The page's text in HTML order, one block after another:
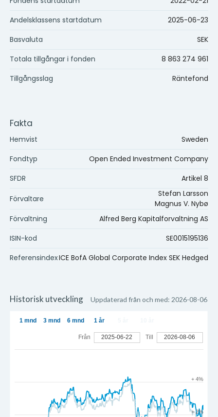
Andelsklassens startdatum
2025-06-23
Basvaluta
SEK
Totala tillgångar i fonden
8 863 274 961
Tillgångsslag
Räntefond
Fakta
Hemvist Sweden
Fondtyp
Open Ended Investment Company
SFDR
Artikel 8
Förvaltare
Stefan Larsson
Magnus V. Nybø
Förvaltning
Alfred Berg Kapitalforvaltning AS
ISIN-kod
SE0015195136
ReferensindexICE BofA Global Corporate Index SEK Hedged
Historisk utveckling Uppdaterad från och med: 2026-08-06
+ 2%
+ 4%
1 mnd 3 mnd 6 mnd 1 år
Från 2025-06-22 Till 2026-08-06